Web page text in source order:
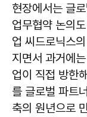
현장에서는 글
업무협약 논의
업 씨드로닉스
지면서 과거에
업이 직접 방한
를 글로벌 파트
축의 원년으로